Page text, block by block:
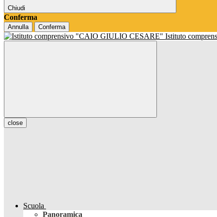
Chiudi
Conferma
Annulla Conferma
Istituto
close
Scuola
Panoramica